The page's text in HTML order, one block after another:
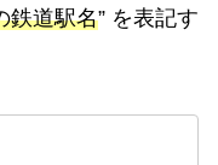
鉄道駅名” を表記す